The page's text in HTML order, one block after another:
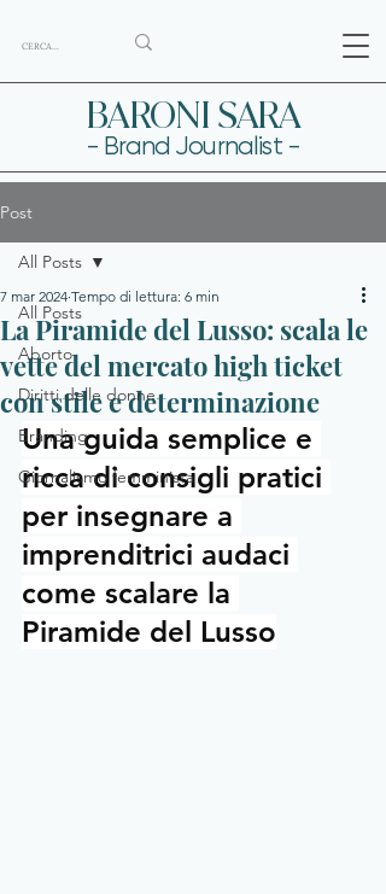
BARONI SARA
- Brand Journalist -
Post
All Posts
Aborto
Diritti delle donne
Branding
Giornalismo femminista
All Posts
La Piramide del Lusso: scala le
vette del mercato high ticket
con stile e determinazione
7 mar 2024 Tempo di lettura: 6 min
Una guida semplice e
ricca di consigli pratici
per insegnare a
imprenditrici audaci
come scalare la
Piramide del Lusso